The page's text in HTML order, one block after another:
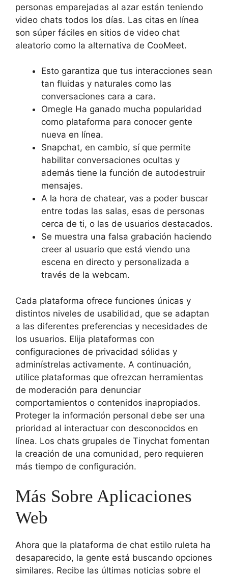
personas emparejadas al azar están teniendo
video chats todos los días. Las citas en línea
son súper fáciles en sitios de video chat
aleatorio como la alternativa de CooMeet.
Esto garantiza que tus interacciones sean
tan fluidas y naturales como las
conversaciones cara a cara.
Omegle Ha ganado mucha popularidad
como plataforma para conocer gente
nueva en línea.
Snapchat, en cambio, sí que permite
habilitar conversaciones ocultas y
además tiene la función de autodestruir
mensajes.
A la hora de chatear, vas a poder buscar
entre todas las salas, esas de personas
cerca de ti, o las de usuarios destacados.
Se muestra una falsa grabación haciendo
creer al usuario que está viendo una
escena en directo y personalizada a
través de la webcam.
Cada plataforma ofrece funciones únicas y
distintos niveles de usabilidad, que se adaptan
a las diferentes preferencias y necesidades de
los usuarios. Elija plataformas con
configuraciones de privacidad sólidas y
adminístrelas activamente. A continuación,
utilice plataformas que ofrezcan herramientas
de moderación para denunciar
comportamientos o contenidos inapropiados.
Proteger la información personal debe ser una
prioridad al interactuar con desconocidos en
línea. Los chats grupales de Tinychat fomentan
la creación de una comunidad, pero requieren
más tiempo de configuración.
Más Sobre Aplicaciones
Web
Ahora que la plataforma de chat estilo ruleta ha
desaparecido, la gente está buscando opciones
similares. Recibe las últimas noticias sobre el